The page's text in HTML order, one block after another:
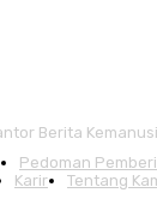
Berita
Pedoman
Karir Tentang